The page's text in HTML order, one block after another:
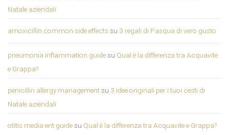
Natale aziendali
amoxicillin common side effects su 3 regali di Pasqua di vero gusto
pneumonia inflammation guidesu Qual è la differenza tra Acquavite
e Grappa?
penicillin allergy managementsu 3 idee originali per i tuoi cesti di
Natale aziendali
otitis media ent guidesu Qual è la differenza tra Acquavite e Grappa?